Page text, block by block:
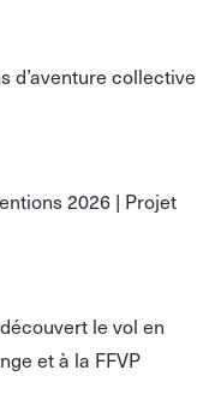
d’aventure collective
2026 | Projet
le vol en
et à la FFVP